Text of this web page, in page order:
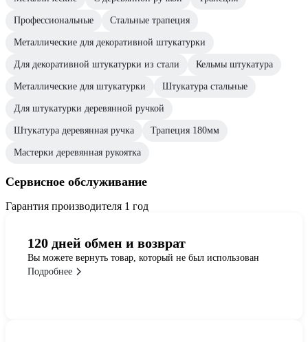
Профессиональные Стальные трапеция
Металлические для декоративной штукатурки
Для декоративной штукатурки из стали Кельмы штукатура
Металлические для штукатурки Штукатура стальные
Для штукатурки деревянной ручкой
Штукатура деревянная ручка Трапеция 180мм
Мастерки деревянная рукоятка
Сервисное обслуживание
Гарантия производителя 1 год
120 дней обмен и возврат
Вы можете вернуть товар, который не был использован
Подробнее